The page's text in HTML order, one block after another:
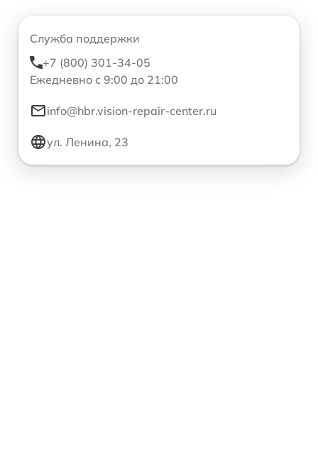
Служба поддержки
+7 (800) 301-34-05
Ежедневно с 9:00 до 21:00
info@hbr.vision-repair-center.ru
ул. Ленина, 23